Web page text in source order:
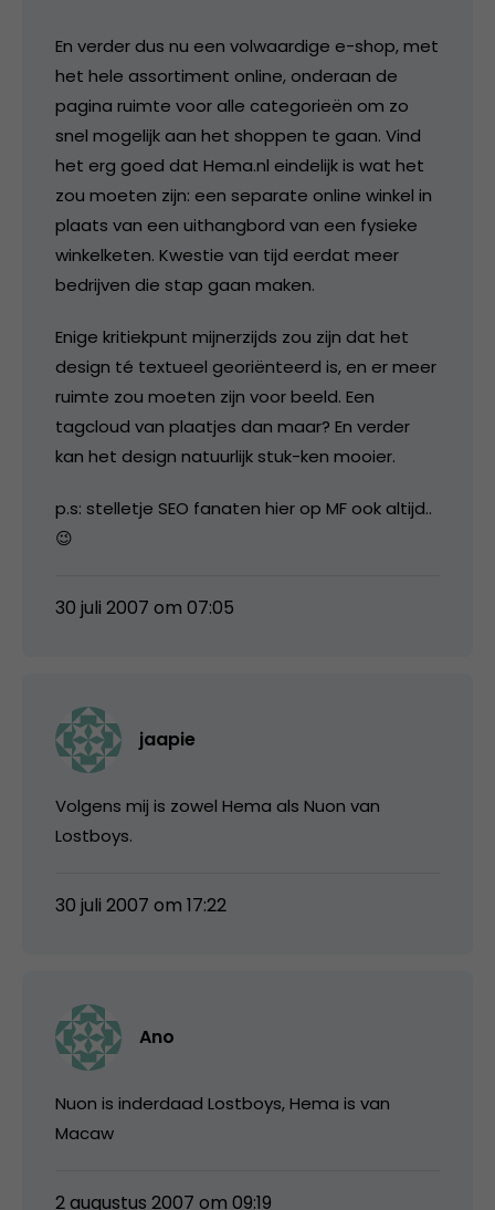
En verder dus nu een volwaardige e-shop, met
het hele assortiment online, onderaan de
pagina ruimte voor alle categorieën om zo
snel mogelijk aan het shoppen te gaan. Vind
het erg goed dat Hema.nl eindelijk is wat het
zou moeten zijn: een separate online winkel in
plaats van een uithangbord van een fysieke
winkelketen. Kwestie van tijd eerdat meer
bedrijven die stap gaan maken.
Enige kritiekpunt mijnerzijds zou zijn dat het
design té textueel georiënteerd is, en er meer
ruimte zou moeten zijn voor beeld. Een
tagcloud van plaatjes dan maar? En verder
kan het design natuurlijk stuk-ken mooier.
p.s: stelletje SEO fanaten hier op MF ook altijd..
😉
30 juli 2007 om 07:05
jaapie
Volgens mij is zowel Hema als Nuon van
Lostboys.
30 juli 2007 om 17:22
Ano
Nuon is inderdaad Lostboys, Hema is van
Macaw
2 augustus 2007 om 09:19